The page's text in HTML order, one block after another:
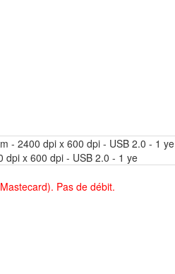
- 2400 dpi x 600 dpi - USB 2.0 - 1 ye
dpi x 600 dpi - USB 2.0 - 1 ye
Pas de débit.